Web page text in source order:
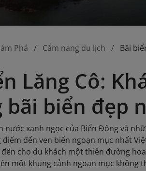
Phá Cẩm nang du lịch Bãi
Lăng Cô:
bãi biển đẹp
nước xanh ngọc của Biển Đông và
đến ven biển ngoạn mục nhất
đến cho du khách một thiên đường
một khung cảnh ngoạn mục không